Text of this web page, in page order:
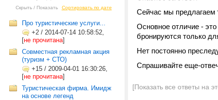
Скрыть / Показать Сортировать по дате
Про туристические услуги...
+2 / 2014-07-14 10:58:52,
[не прочитана]
Совместная рекламная акция
(туризм + СТО)
+15 / 2009-04-01 16:30:26,
[не прочитана]
Туристическая фирма. Имидж
на основе легенд
Сейчас мы предлагаем
Основное отличие -
бронируются только
Нет постоянно
Спрашивайте еще-
[Показать все ответы на